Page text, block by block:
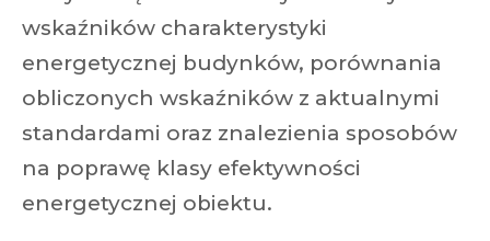
wskaźników charakterystyki
energetycznej budynków, porównania
obliczonych wskaźników z aktualnymi
standardami oraz znalezienia sposobów
na poprawę klasy efektywności
energetycznej obiektu.